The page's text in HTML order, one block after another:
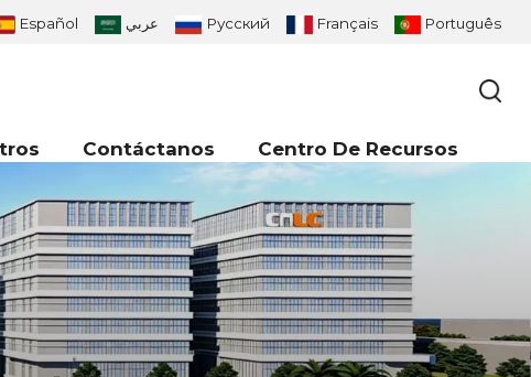
Español عربي Русский Français Português
Contáctanos Centro De Recursos